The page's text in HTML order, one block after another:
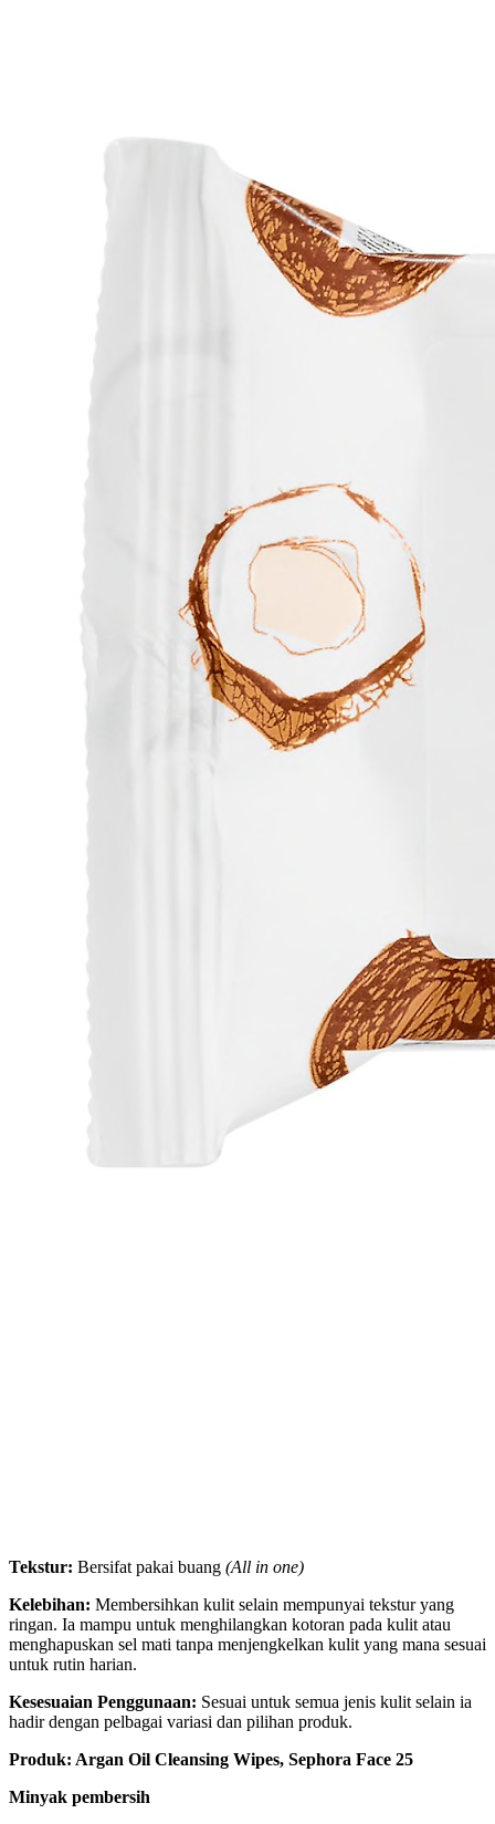
Tekstur: Bersifat pakai buang (All in one)
Kelebihan: Membersihkan kulit selain mempunyai tekstur yang
ringan. Ia mampu untuk menghilangkan kotoran pada kulit atau
menghapuskan sel mati tanpa menjengkelkan kulit yang mana sesuai
untuk rutin harian.
Kesesuaian Penggunaan: Sesuai untuk semua jenis kulit selain ia
hadir dengan pelbagai variasi dan pilihan produk.
Produk: Argan Oil Cleansing Wipes, Sephora Face 25
Minyak pembersih